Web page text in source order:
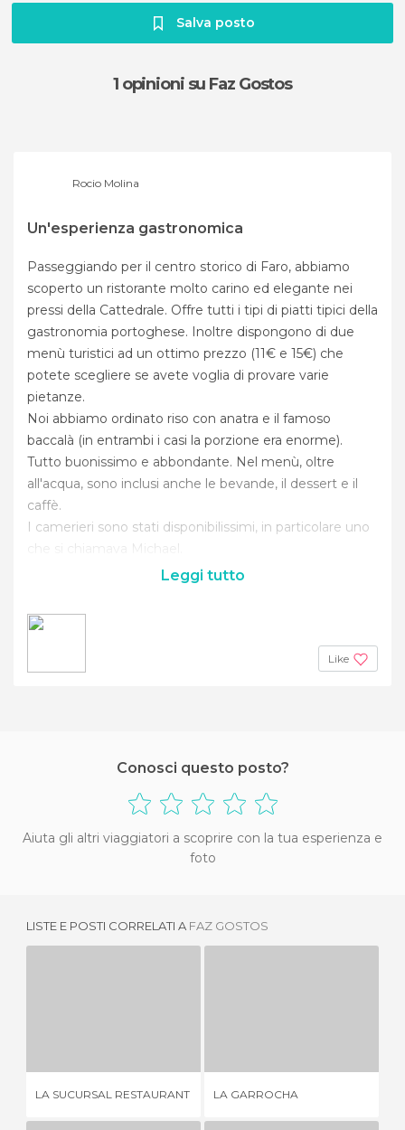
Salva posto
1 opinioni su Faz Gostos
Rocio Molina
Un'esperienza gastronomica
Passeggiando per il centro storico di Faro, abbiamo
scoperto un ristorante molto carino ed elegante nei
pressi della Cattedrale. Offre tutti i tipi di piatti tipici della
gastronomia portoghese. Inoltre dispongono di due
menù turistici ad un ottimo prezzo (11€ e 15€) che
potete scegliere se avete voglia di provare varie
pietanze.
Noi abbiamo ordinato riso con anatra e il famoso
baccalà (in entrambi i casi la porzione era enorme).
Tutto buonissimo e abbondante. Nel menù, oltre
all'acqua, sono inclusi anche le bevande, il dessert e il
caffè.
I camerieri sono stati disponibilissimi, in particolare uno
che si chiamava Michael.
Leggi tutto
Like
Conosci questo posto?
Aiuta gli altri viaggiatori a scoprire con la tua esperienza e
foto
LISTE E POSTI CORRELATI A FAZ GOSTOS
LA SUCURSAL RESTAURANT LA GARROCHA